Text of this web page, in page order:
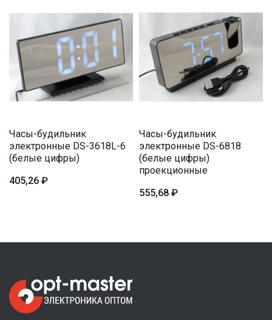
Часы-будильник
электронные DS-3618L-6
(белые цифры)
405,26 ₽
Часы-будильник
электронные DS-6818
(белые цифры)
проекционные
555,68 ₽